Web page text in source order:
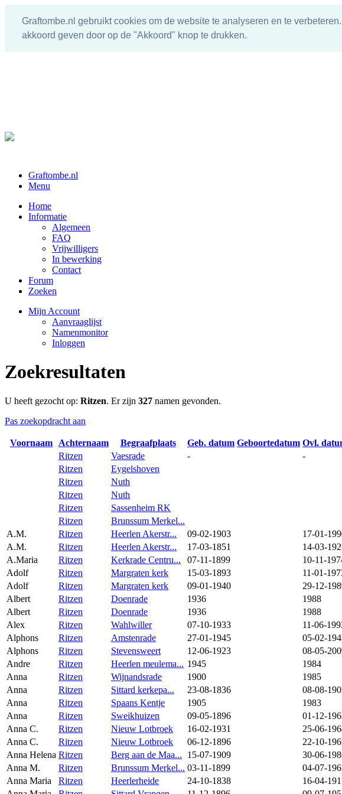
Graftombe.nl gebruikt cookies om de website te analyseren en te
akkoord geven door op de "Akkoord" knop te drukken.
Graftombe.nl
Menu
Home
Informatie
Algemeen
FAQ
Vrijwilligers
In bewerking
Contact
Forum
Zoeken
Mijn Account
Aanvraaglijst
Namenmonitor
Inloggen
Zoekresultaten
U heeft gezocht op: Ritzen. Er zijn 327 namen gevonden.
Pas zoekopdracht aan
Voornaam Achternaam Begraafplaats Geb. datum Geboortedatum Ovl.
Ritzen
Vaesrade - -
Ritzen
Eygelshoven
Ritzen
Nuth
Ritzen
Nuth
Ritzen
Sassenheim RK
Ritzen
Brunssum Merkel...
A.M.
Ritzen Heerlen Akerstr... 09-02-1903 17-01-
A.M.
Ritzen Heerlen Akerstr... 17-03-1851 14-03-
A.Maria
Ritzen Kerkrade Centru... 07-11-1899 10-11-
Adolf
Ritzen Margraten kerk 15-03-1893 11-01-
Adolf
Ritzen Margraten kerk 09-01-1940 29-12-
Albert
Ritzen Doenrade 1936 1988
Albert
Ritzen Doenrade 1936 1988
Alex
Ritzen Wahlwiller 07-10-1933 11-06-
Alphons
Ritzen Amstenrade 27-01-1945 05-02-
Alphons
Ritzen Stevensweert 12-06-1923 08-05-
Andre
Ritzen Heerlen meulema... 1945 1984
Anna
Ritzen Wijnandsrade 1900 1985
Anna
Ritzen Sittard kerkepa... 23-08-1836 08-08-
Anna
Ritzen Spaans Kentje 1905 1983
Anna
Ritzen Sweikhuizen 09-05-1896 01-12-
Anna C.
Ritzen Nieuw Lotbroek 16-02-1931 25-06-
Anna C.
Ritzen Nieuw Lotbroek 06-12-1896 22-10-
Anna Helena Ritzen Berg aan de Maa... 15-07-1909 30-06-
Anna M.
Ritzen Brunssum Merkel... 03-11-1899 04-07-
Anna Maria
Ritzen Heerlerheide 24-10-1838 16-04-